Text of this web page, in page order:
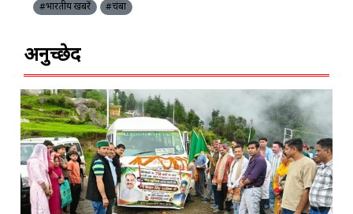
#भारतीय खबरें
#चंबा
अनुच्छेद